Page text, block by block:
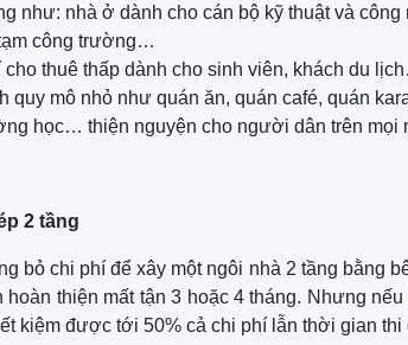
như: nhà ở dành cho cán bộ kỹ thuật và
công trường…
cho thuê thấp dành cho sinh viên, khách du
quy mô nhỏ như quán ăn, quán café, quán
học… thiện nguyện cho người dân trên mọi
2 tầng
bỏ chi phí để xây một ngôi nhà 2 tầng bằng
thiện mất tận 3 hoặc 4 tháng. Nhưng
kiệm được tới 50% cả chi phí lẫn thời gian thi